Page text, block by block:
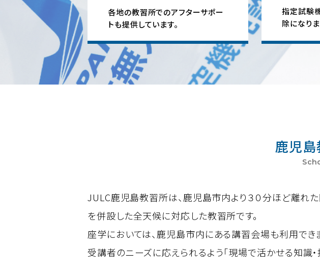
各地の教習所でのアフターサポー
トも提供しています。
指定試験
除になりま
鹿児島
JULC鹿児島教習所は、鹿児島市内より３０分ほど離れ
を併設した全天候に対応した教習所です。
座学においては、鹿児島市内にある講習会場も利用でき
受講者のニーズに応えられるよう「現場で活かせる知識